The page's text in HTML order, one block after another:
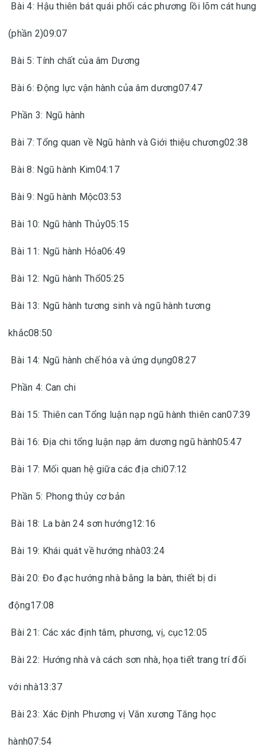
Bài 4: Hậu thiên bát quái phối các phương lồi lõm cát hung
(phần 2)09:07
Bài 5: Tính chất của âm Dương
Bài 6: Động lực vận hành của âm dương07:47
Phần 3: Ngũ hành
Bài 7: Tổng quan về Ngũ hành và Giới thiệu chương02:38
Bài 8: Ngũ hành Kim04:17
Bài 9: Ngũ hành Mộc03:53
Bài 10: Ngũ hành Thủy05:15
Bài 11: Ngũ hành Hỏa06:49
Bài 12: Ngũ hành Thổ05:25
Bài 13: Ngũ hành tương sinh và ngũ hành tương
khắc08:50
Bài 14: Ngũ hành chế hóa và ứng dụng08:27
Phần 4: Can chi
Bài 15: Thiên can Tổng luận nạp ngũ hành thiên can07:39
Bài 16: Địa chi tổng luận nạp âm dương ngũ hành05:47
Bài 17: Mối quan hệ giữa các địa chi07:12
Phần 5: Phong thủy cơ bản
Bài 18: La bàn 24 sơn hướng12:16
Bài 19: Khái quát về hướng nhà03:24
Bài 20: Đo đạc hướng nhà bằng la bàn, thiết bị di
động17:08
Bài 21: Các xác định tâm, phương, vị, cục12:05
Bài 22: Hướng nhà và cách sơn nhà, họa tiết trang trí đối
với nhà13:37
Bài 23: Xác Định Phương vị Văn xương Tăng học
hành07:54